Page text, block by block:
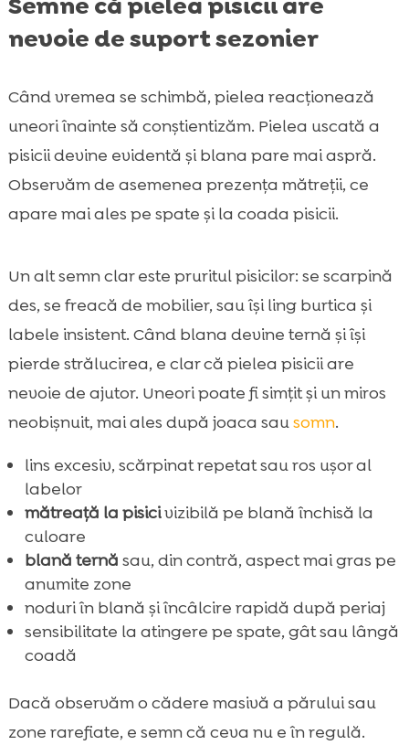
nevoie de suport sezonier
Când vremea se schimbă, pielea reacționează
uneori înainte să conștientizăm. Pielea uscată a
pisicii devine evidentă și blana pare mai aspră.
Observăm de asemenea prezența mătreții, ce
apare mai ales pe spate și la coada pisicii.
Un alt semn clar este pruritul pisicilor: se scarpină
des, se freacă de mobilier, sau își ling burtica și
labele insistent. Când blana devine ternă și își
pierde strălucirea, e clar că pielea pisicii are
nevoie de ajutor. Uneori poate fi simțit și un miros
neobișnuit, mai ales după joaca sausomn.
lins excesiv, scărpinat repetat sau ros ușor al
labelor
mătreață la pisicivizibilă pe blană închisă la
culoare
blană ternă sau, din contră, aspect mai gras pe
anumite zone
noduri în blană și încâlcire rapidă după periaj
sensibilitate la atingere pe spate, gât sau lângă
coadă
Dacă observăm o cădere masivă a părului sau
zone rarefiate, e semn că ceva nu e în regulă.